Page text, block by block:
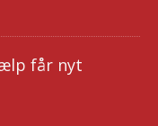
får nyt